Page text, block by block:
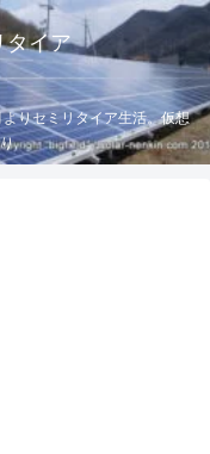
タイア
りセミリタイア生活。仮想